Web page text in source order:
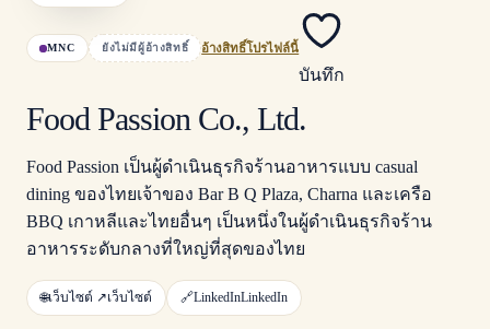
MNC ยังไม่มีผู้อ้างสิทธิ์ อ้างสิทธิ์โปรไฟล์นี้
บันทึก
Food Passion Co., Ltd.
Food Passion เป็นผู้ดำเนินธุรกิจร้านอาหารแบบ casual
dining ของไทยเจ้าของ Bar B Q Plaza, Charna และเครือ
BBQ เกาหลีและไทยอื่นๆ เป็นหนึ่งในผู้ดำเนินธุรกิจร้าน
อาหารระดับกลางที่ใหญ่ที่สุดของไทย
🌐เว็บไซต์ ↗เว็บไซต์ 🔗LinkedInLinkedIn